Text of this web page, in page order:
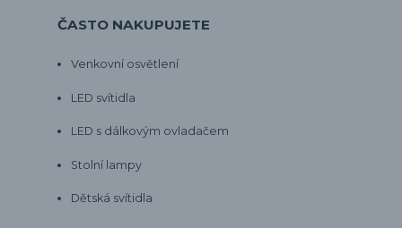
ČASTO NAKUPUJETE
Venkovní osvětlení
LED svítidla
LED s dálkovým ovladačem
Stolní lampy
Dětská svítidla